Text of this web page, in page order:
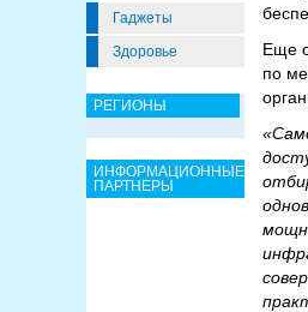
Гаджеты
Здоровье
РЕГИОНЫ
ИНФОРМАЦИОННЫЕ
ПАРТНЕРЫ
Еще
по